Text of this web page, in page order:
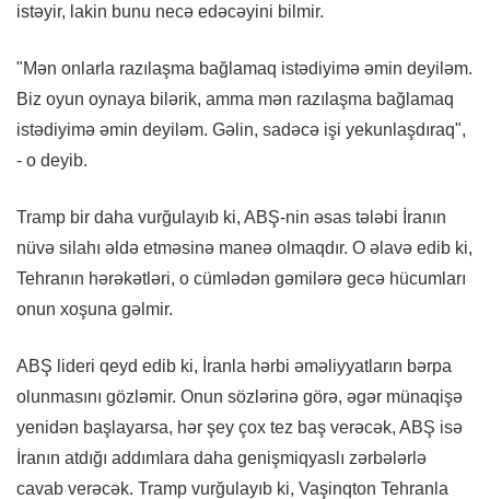
istəyir, lakin bunu necə edəcəyini bilmir.
"Mən onlarla razılaşma bağlamaq istədiyimə əmin deyiləm.
Biz oyun oynaya bilərik, amma mən razılaşma bağlamaq
istədiyimə əmin deyiləm. Gəlin, sadəcə işi yekunlaşdıraq",
- o deyib.
Tramp bir daha vurğulayıb ki, ABŞ-nin əsas tələbi İranın
nüvə silahı əldə etməsinə maneə olmaqdır. O əlavə edib ki,
Tehranın hərəkətləri, o cümlədən gəmilərə gecə hücumları
onun xoşuna gəlmir.
ABŞ lideri qeyd edib ki, İranla hərbi əməliyyatların bərpa
olunmasını gözləmir. Onun sözlərinə görə, əgər münaqişə
yenidən başlayarsa, hər şey çox tez baş verəcək, ABŞ isə
İranın atdığı addımlara daha genişmiqyaslı zərbələrlə
cavab verəcək. Tramp vurğulayıb ki, Vaşinqton Tehranla